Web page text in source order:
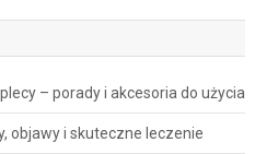
– porady i akcesoria do użycia
objawy i skuteczne leczenie